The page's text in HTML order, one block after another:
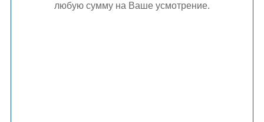
любую сумму на Ваше усмотрение.